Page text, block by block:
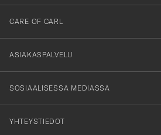
dig
till
vårt
nyhetsbrev!
CARE OF CARL
ASIAKASPALVELU
SOSIAALISESSA MEDIASSA
YHTEYSTIEDOT